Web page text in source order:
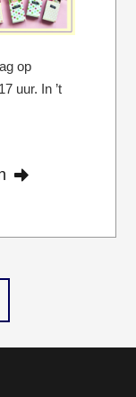
op
uur. In ’t